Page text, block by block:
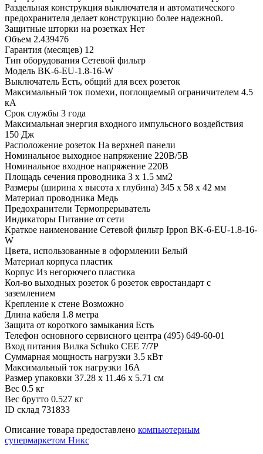
Раздельная конструкция выключателя и автоматического
предохранителя делает конструкцию более надежной.
Защитные шторки на розетках Нет
Объем 2.439476
Гарантия (месяцев) 12
Тип оборудования Сетевой фильтр
Модель BK-6-EU-1.8-16-W
Выключатель Есть, общий для всех розеток
Максимальный ток помехи, поглощаемый ограничителем 4.5
кА
Срок службы 3 года
Максимальная энергия входного импульсного воздействия
150 Дж
Расположение розеток На верхней панели
Номинальное выходное напряжение 220В/5В
Номинальное входное напряжение 220В
Площадь сечения проводника 3 x 1.5 мм2
Размеры (ширина x высота x глубина) 345 х 58 х 42 мм
Материал проводника Медь
Предохранители Термопрерыватель
Индикаторы Питание от сети
Краткое наименование Сетевой фильтр Ippon BK-6-EU-1.8-16-
W
Цвета, использованные в оформлении Белый
Материал корпуса пластик
Корпус Из негорючего пластика
Кол-во выходных розеток 6 розеток евростандарт с
заземлением
Крепление к стене Возможно
Длина кабеля 1.8 метра
Защита от короткого замыкания Есть
Телефон основного сервисного центра (495) 649-60-01
Вход питания Вилка Schuko CEE 7/7P
Суммарная мощность нагрузки 3.5 кВт
Максимальный ток нагрузки 16А
Размер упаковки 37.28 x 11.46 x 5.71 см
Вес 0.5 кг
Вес брутто 0.527 кг
ID склад 731833
Описание товара предоставлено компьютерным
супермаркетом Никс